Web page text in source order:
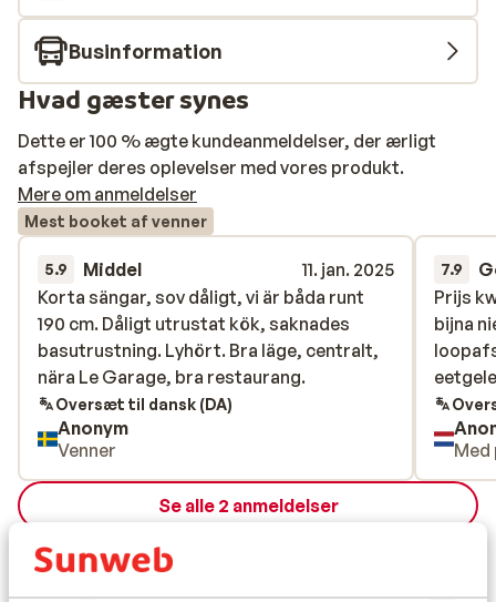
Businformation
Hvad gæster synes
Dette er 100 % ægte kundeanmeldelser, der ærligt
afspejler deres oplevelser med vores produkt.
Mere om anmeldelser
Mest booket af venner
5.9 Middel
11. jan. 2025
Korta sängar, sov dåligt, vi är båda runt
190 cm. Dåligt utrustat kök, saknades
basutrustning. Lyhört. Bra läge, centralt,
nära Le Garage, bra restaurang.
Korta sängar, sov dåligt, vi är båda runt
190 cm. Dåligt utrustat kök, saknades
basutrustning. Lyhört. Bra läge, centralt,
nära Le Garage, bra restaurang.
Oversæt til dansk (DA)
Anonym
Venner
7.9
Prijs
bijna
Prijs
bijna
Se alle 2 anmeldelser
Lokation